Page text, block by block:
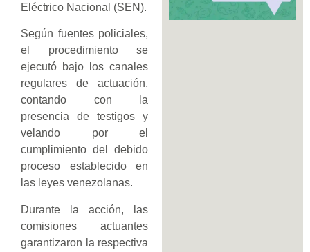
Eléctrico Nacional (SEN).
Según fuentes policiales,
el procedimiento se
ejecutó bajo los canales
regulares de actuación,
contando con la
presencia de testigos y
velando por el
cumplimiento del debido
proceso establecido en
las leyes venezolanas.
Durante la acción, las
comisiones actuantes
garantizaron la respectiva